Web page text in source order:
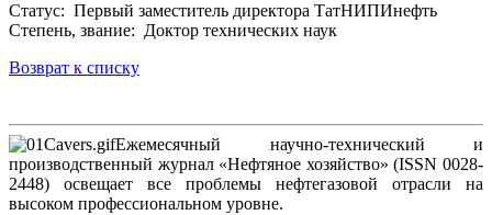
Статус: Первый заместитель директора ТатНИПИнефть
Cтепень, звание: Доктор технических наук
Возврат к списку
Ежемесячный научно-технический и
производственный журнал «Нефтяное хозяйство» (ISSN 0028-
2448) освещает все проблемы нефтегазовой отрасли на
высоком профессиональном уровне.